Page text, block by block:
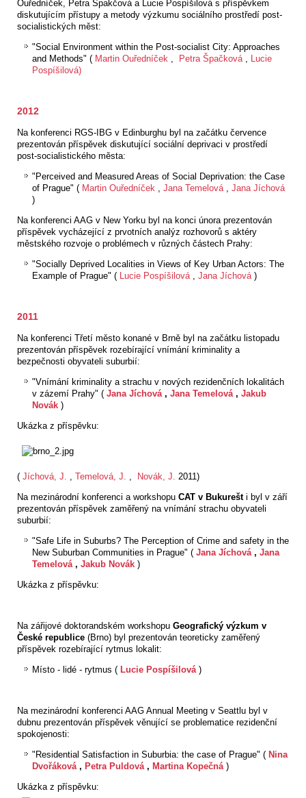
Ouředníček, Petra Špakčová a Lucie Pospíšilová s příspěvkem
diskutujícím přístupy a metody výzkumu sociálního prostředí post-
socialistických měst:
"Social Environment within the Post-socialist City: Approaches
and Methods" ( Martin Ouředníček , Petra Špačková , Lucie
Pospíšilová)
2012
Na konferenci RGS-IBG v Edinburghu byl na začátku července
prezentován příspěvek diskutující sociální deprivaci v prostředí
post-socialistického města:
"Perceived and Measured Areas of Social Deprivation: the Case
of Prague" ( Martin Ouředníček , Jana Temelová , Jana Jíchová
)
Na konferenci AAG v New Yorku byl na konci února prezentován
příspěvek vycházející z prvotních analýz rozhovorů s aktéry
městského rozvoje o problémech v různých částech Prahy:
"Socially Deprived Localities in Views of Key Urban Actors: The
Example of Prague" ( Lucie Pospíšilová , Jana Jíchová )
2011
Na konferenci Třetí město konané v Brně byl na začátku listopadu
prezentován příspěvek rozebírající vnímání kriminality a
bezpečnosti obyvateli suburbií:
"Vnímání kriminality a strachu v nových rezidenčních lokalitách
v zázemí Prahy" ( Jana Jíchová , Jana Temelová , Jakub
Novák )
Ukázka z příspěvku:
( Jíchová, J. , Temelová, J. , Novák, J. 2011)
Na mezinárodní konferenci a workshopu CAT v Bukurešt i byl v září
prezentován příspěvek zaměřený na vnímání strachu obyvateli
suburbií:
"Safe Life in Suburbs? The Perception of Crime and safety in the
New Suburban Communities in Prague" ( Jana Jíchová , Jana
Temelová , Jakub Novák )
Ukázka z příspěvku:
Na zářijové doktorandském workshopu Geografický výzkum v
České republice (Brno) byl prezentován teoreticky zaměřený
příspěvek rozebírající rytmus lokalit:
Místo - lidé - rytmus ( Lucie Pospíšilová )
Na mezinárodní konferenci AAG Annual Meeting v Seattlu byl v
dubnu prezentován příspěvek věnující se problematice rezidenční
spokojenosti:
"Residential Satisfaction in Suburbia: the case of Prague" ( Nina
Dvořáková , Petra Puldová , Martina Kopečná )
Ukázka z příspěvku: